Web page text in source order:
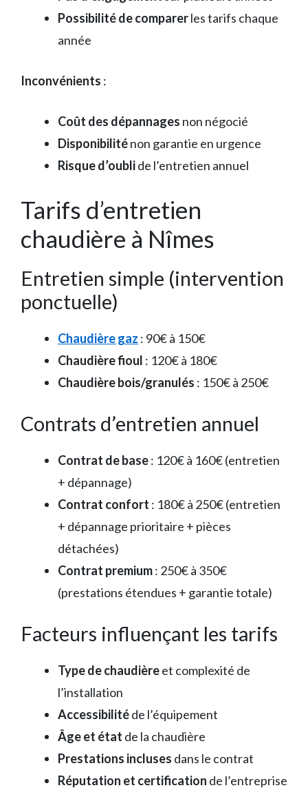
Possibilité de comparerles tarifs chaque
année
Inconvénients :
Coût des dépannages non négocié
Disponibiliténon garantie en urgence
Risque d’oublide l’entretien annuel
Tarifs d’entretien
chaudière à Nîmes
Entretien simple (intervention
ponctuelle)
Chaudière gaz : 90€ à 150€
Chaudière fioul : 120€ à 180€
Chaudière bois/granulés : 150€ à 250€
Contrats d’entretien annuel
Contrat de base: 120€ à 160€ (entretien
+ dépannage)
Contrat confort : 180€ à 250€ (entretien
+ dépannage prioritaire + pièces
détachées)
Contrat premium: 250€ à 350€
(prestations étendues + garantie totale)
Facteurs influençant les tarifs
Type de chaudièreet complexité de
l’installation
Accessibilitéde l’équipement
Âge et état de la chaudière
Prestations incluses dans le contrat
Réputation et certification de l’entreprise